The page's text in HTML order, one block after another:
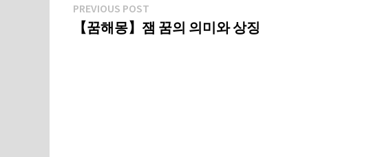
글
탐
PREVIOUS POST
post:
【꿈해몽】잼 꿈의 의미와 상징